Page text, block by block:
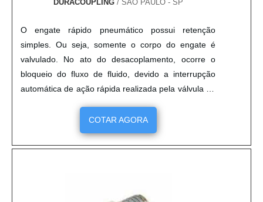
DURACOUPLING/ SÃO PAULO - SP
O engate rápido pneumático possui retenção
simples. Ou seja, somente o corpo do engate é
valvulado. No ato do desacoplamento, ocorre o
bloqueio do fluxo de fluido, devido a interrupção
automática de ação rápida realizada pela válvula no
corpo. é importante cuidar do processo para que
aconteça a passagem de fluído sem nenhuma
perda ou vazamento. Especificações do produto A
utilização do produto facilita o manuseio e a
COTAR AGORA